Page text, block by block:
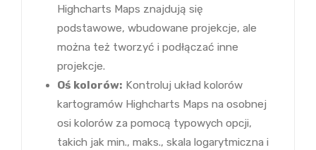
Highcharts Maps znajdują się
podstawowe, wbudowane projekcje, ale
można też tworzyć i podłączać inne
projekcje.
Oś kolorów: Kontroluj układ kolorów
kartogramów Highcharts Maps na osobnej
osi kolorów za pomocą typowych opcji,
takich jak min., maks., skala logarytmiczna i